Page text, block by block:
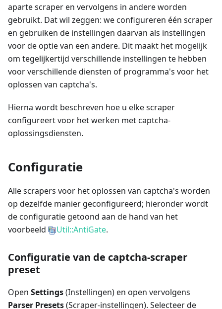
aparte scraper en vervolgens in andere worden
gebruikt. Dat wil zeggen: we configureren één scraper
en gebruiken de instellingen daarvan als instellingen
voor de optie van een andere. Dit maakt het mogelijk
om tegelijkertijd verschillende instellingen te hebben
voor verschillende diensten of programma's voor het
oplossen van captcha's.
Hierna wordt beschreven hoe u elke scraper
configureert voor het werken met captcha-
oplossingsdiensten.
Configuratie
Alle scrapers voor het oplossen van captcha's worden
op dezelfde manier geconfigureerd; hieronder wordt
de configuratie getoond aan de hand van het
voorbeeld
Util::AntiGate.
Configuratie van de captcha-scraper
preset
Open Settings(Instellingen) en open vervolgens
Parser Presets(Scraper-instellingen). Selecteer de